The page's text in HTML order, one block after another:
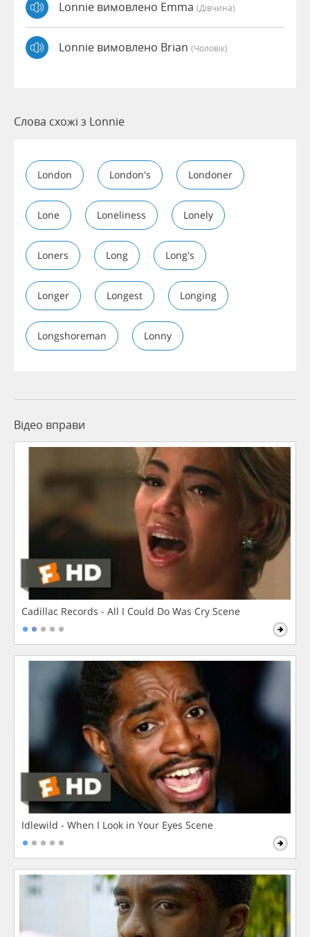
Lonnie вимовлено Emma (дівчина)
Lonnie вимовлено Brian (чоловік)
Слова схожі з Lonnie
London London's Londoner
Lone Loneliness Lonely
Loners Long Long's
Longer Longest Longing
Longshoreman Lonny
Відео вправи
Cadillac Records - All I Could Do Was Cry Scene
Idlewild - When I Look in Your Eyes Scene